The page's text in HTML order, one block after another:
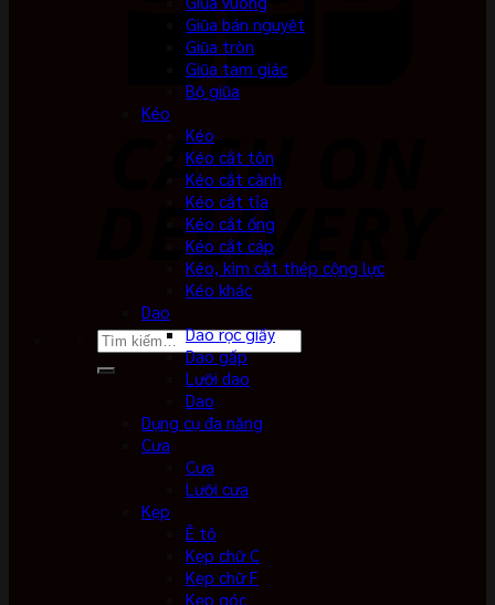
Tìm
Giũa bán nguyệt
Giũa tròn
Giũa tam giác
Bộ giũa
Kéo
Kéo
Kéo cắt tôn
Kéo cắt cành
Kéo cắt tỉa
Kéo cắt ống
Kéo cắt cáp
Kéo, kìm cắt thép cộng lực
Kéo khác
Dao
Dao rọc giấy
Dao gấp
Lưỡi dao
Dao
Dụng cụ đa năng
Cưa
Cưa
Lưỡi cưa
Kẹp
Ê tô
Kẹp chữ C
Kẹp chữ F
Kẹp góc